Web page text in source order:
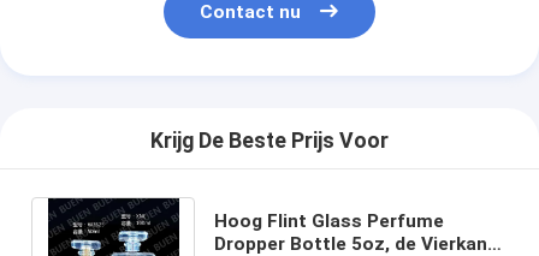
Contact nu
Krijg De Beste Prijs Voor
Hoog Flint Glass Perfume
Dropper Bottle 5oz, de Vierkante